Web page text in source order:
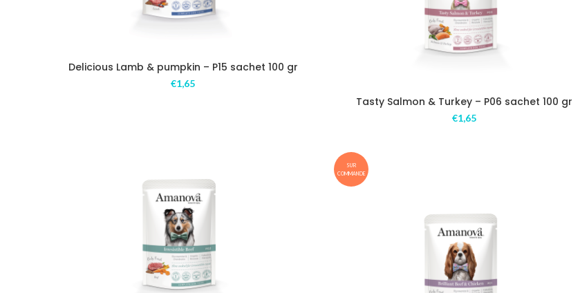
Delicious Lamb & pumpkin – P15 sachet 100 gr
€1,65
Tasty Salmon & Turkey – P06 sachet 100 gr
€1,65
SUR
COMMANDE